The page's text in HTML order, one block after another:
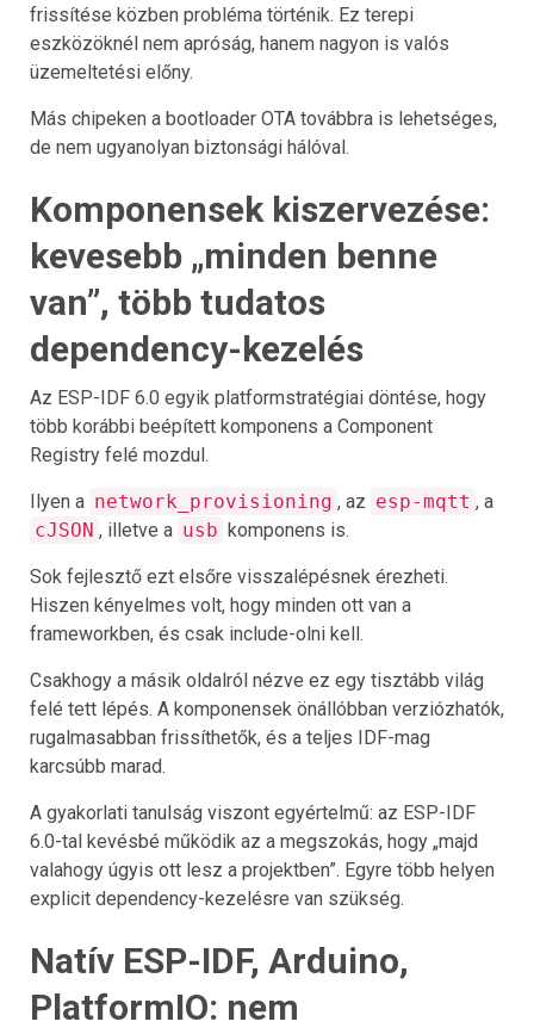
frissítése közben probléma történik. Ez terepi
eszközöknél nem apróság, hanem nagyon is valós
üzemeltetési előny.
Más chipeken a bootloader OTA továbbra is lehetséges,
de nem ugyanolyan biztonsági hálóval.
Komponensek kiszervezése:
kevesebb „minden benne
van”, több tudatos
dependency-kezelés
Az ESP-IDF 6.0 egyik platformstratégiai döntése, hogy
több korábbi beépített komponens a Component
Registry felé mozdul.
Ilyen a network_provisioning , az esp-mqtt , a
cJSON , illetve a usb komponens is.
Sok fejlesztő ezt elsőre visszalépésnek érezheti.
Hiszen kényelmes volt, hogy minden ott van a
frameworkben, és csak include-olni kell.
Csakhogy a másik oldalról nézve ez egy tisztább világ
felé tett lépés. A komponensek önállóbban verziózhatók,
rugalmasabban frissíthetők, és a teljes IDF-mag
karcsúbb marad.
A gyakorlati tanulság viszont egyértelmű: az ESP-IDF
6.0-tal kevésbé működik az a megszokás, hogy „majd
valahogy úgyis ott lesz a projektben”. Egyre több helyen
explicit dependency-kezelésre van szükség.
Natív ESP-IDF, Arduino,
PlatformIO: nem